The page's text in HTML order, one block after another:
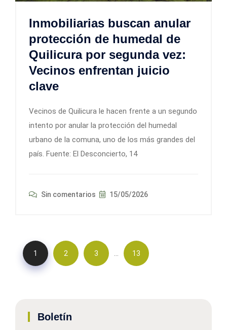
Inmobiliarias buscan anular
protección de humedal de
Quilicura por segunda vez:
Vecinos enfrentan juicio
clave
Vecinos de Quilicura le hacen frente a un segundo
intento por anular la protección del humedal
urbano de la comuna, uno de los más grandes del
país. Fuente: El Desconcierto, 14
Sin comentarios 15/05/2026
1 2 3 13
Boletín